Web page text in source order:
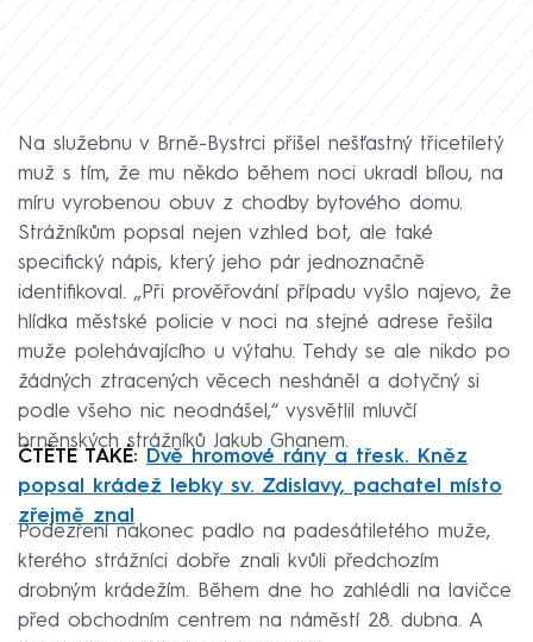
Na služebnu v Brně-Bystrci přišel nešťastný třicetiletý
muž s tím, že mu někdo během noci ukradl bílou, na
míru vyrobenou obuv z chodby bytového domu.
Strážníkům popsal nejen vzhled bot, ale také
specifický nápis, který jeho pár jednoznačně
identifikoval. „Při prověřování případu vyšlo najevo, že
hlídka městské policie v noci na stejné adrese řešila
muže polehávajícího u výtahu. Tehdy se ale nikdo po
žádných ztracených věcech nesháněl a dotyčný si
podle všeho nic neodnášel,“ vysvětlil mluvčí
brněnských strážníků Jakub Ghanem.
ČTĚTE TAKÉ:
Dvě hromové rány a třesk. Kněz
popsal krádež lebky sv. Zdislavy, pachatel místo
zřejmě znal
Podezření nakonec padlo na padesátiletého muže,
kterého strážníci dobře znali kvůli předchozím
drobným krádežím. Během dne ho zahlédli na lavičce
před obchodním centrem na náměstí 28. dubna. A